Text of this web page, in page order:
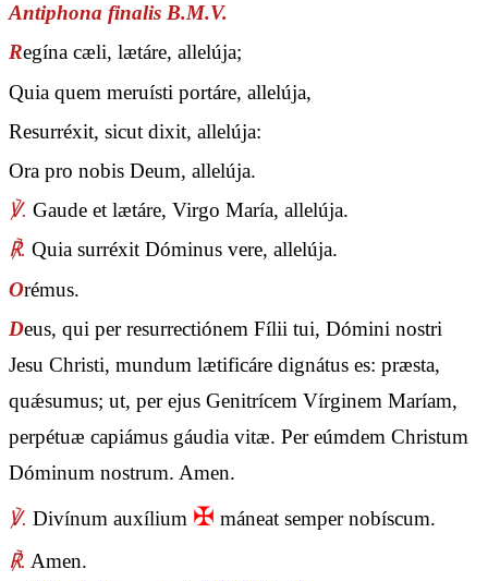
Antiphona finalis B.M.V.
Regína cæli, lætáre, allelúja;
Quia quem meruísti portáre, allelúja,
Resurréxit, sicut dixit, allelúja:
Ora pro nobis Deum, allelúja.
℣. Gaude et lætáre, Virgo María, allelúja.
℟. Quia surréxit Dóminus vere, allelúja.
Orémus.
Deus, qui per resurrectiónem Fílii tui, Dómini nostri
Jesu Christi, mundum lætificáre dignátus es: præsta,
quǽsumus; ut, per ejus Genitrícem Vírginem Maríam,
perpétuæ capiámus gáudia vitæ. Per eúmdem Christum
Dóminum nostrum. Amen.
℣. Divínum auxílium ✠ máneat semper nobíscum.
℟. Amen.